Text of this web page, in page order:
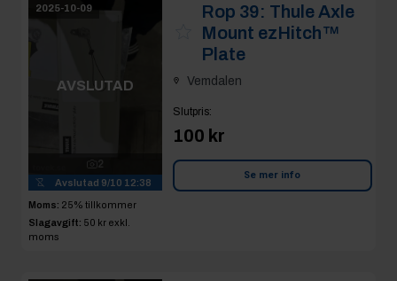
2025-10-09
AVSLUTAD
2
Avslutad 9/10 12:38
Moms: 25% tillkommer
Slagavgift: 50 kr exkl.
moms
Rop 39: Thule Axle
Mount ezHitch™
Plate
Vemdalen
Slutpris:
100 kr
Se mer info